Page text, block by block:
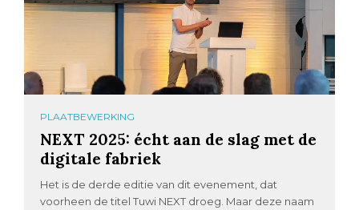
PLAATBEWERKING
NEXT 2025: écht aan de slag met de
digitale fabriek
Het is de derde editie van dit evenement, dat
voorheen de titel Tuwi NEXT droeg. Maar deze naam